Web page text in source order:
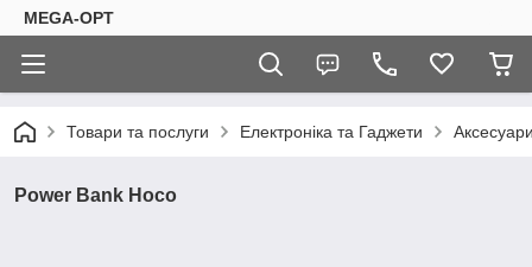
MEGA-OPT
Товари та послуги Електроніка та Гаджети
Power Bank Hoco